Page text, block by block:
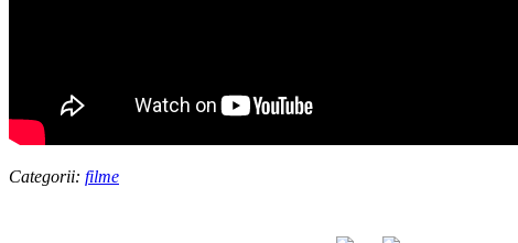
Categorii: filme